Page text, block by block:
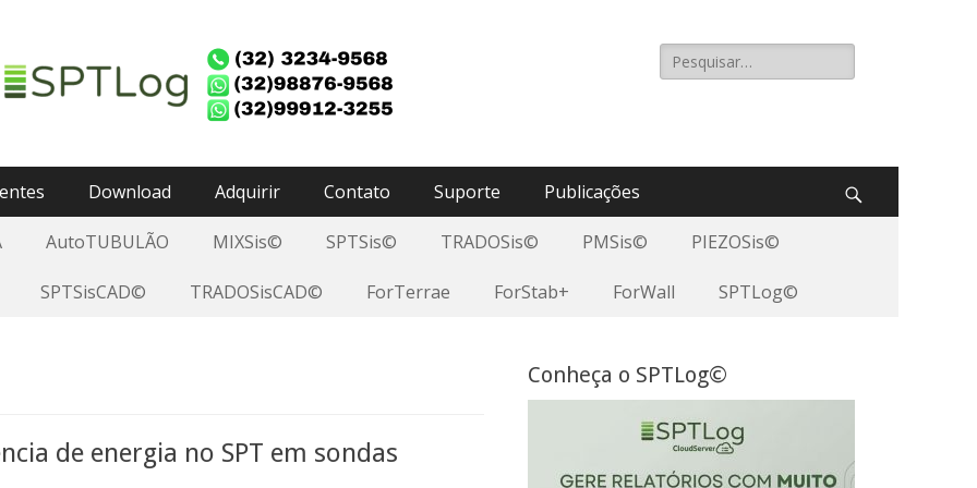
- Software Técnico
Geotecnia, Geologia, Arquitetura e Construção Civil...
Pesquisar
por:
Download Adquirir Contato Suporte Publicações
AutoTUBULÃO MIXSis© SPTSis© TRADOSis© PMSis© PIEZOSis©
SPTSisCAD© TRADOSisCAD© ForTerrae ForStab+ ForWall SPTLog©
de energia no SPT em sondas
Conheça o SPTLog©